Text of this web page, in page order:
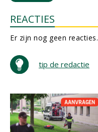
REACTIES
Er zijn nog geen reacties.
tip de redactie